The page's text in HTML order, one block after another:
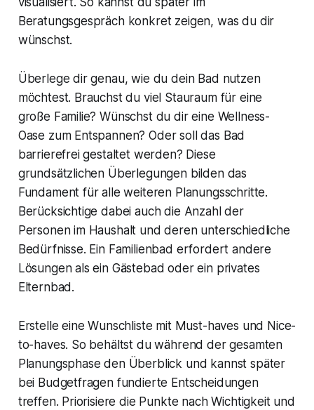
Beratungsgespräch konkret zeigen, was du dir
wünschst.
Überlege dir genau, wie du dein Bad nutzen
möchtest. Brauchst du viel Stauraum für eine
große Familie? Wünschst du dir eine Wellness-
Oase zum Entspannen? Oder soll das Bad
barrierefrei gestaltet werden? Diese
grundsätzlichen Überlegungen bilden das
Fundament für alle weiteren Planungsschritte.
Berücksichtige dabei auch die Anzahl der
Personen im Haushalt und deren unterschiedliche
Bedürfnisse. Ein Familienbad erfordert andere
Lösungen als ein Gästebad oder ein privates
Elternbad.
Erstelle eine Wunschliste mit Must-haves und Nice-
to-haves. So behältst du während der gesamten
Planungsphase den Überblick und kannst später
bei Budgetfragen fundierte Entscheidungen
treffen. Priorisiere die Punkte nach Wichtigkeit und